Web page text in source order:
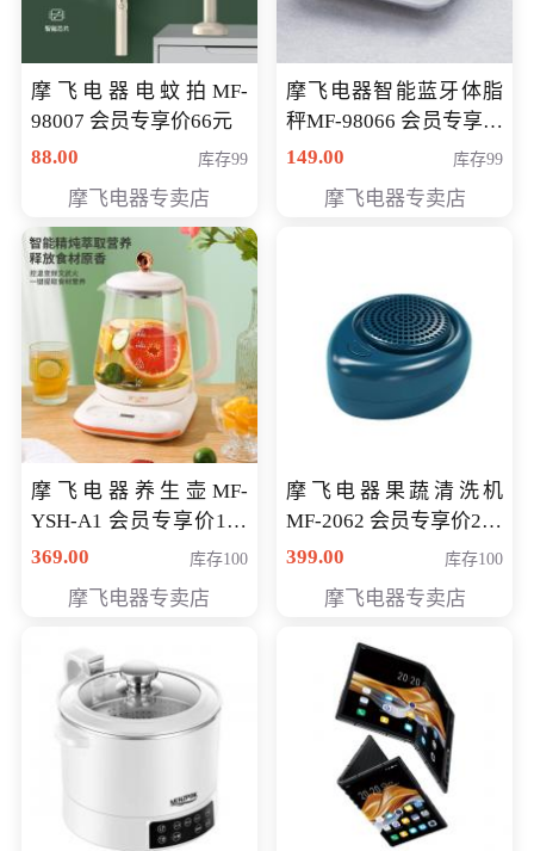
摩飞电器电蚊拍MF-
98007 会员专享价66元
88.00
库存99
摩飞电器专卖店
摩飞电器智能蓝牙体脂
秤MF-98066 会员专享价
98元
149.00 库存99
摩飞电器专卖店
摩飞电器养生壶MF-
YSH-A1 会员专享价198
元
369.00 库存100
摩飞电器专卖店
摩飞电器果蔬清洗机
MF-2062 会员专享价268
元
399.00 库存100
摩飞电器专卖店